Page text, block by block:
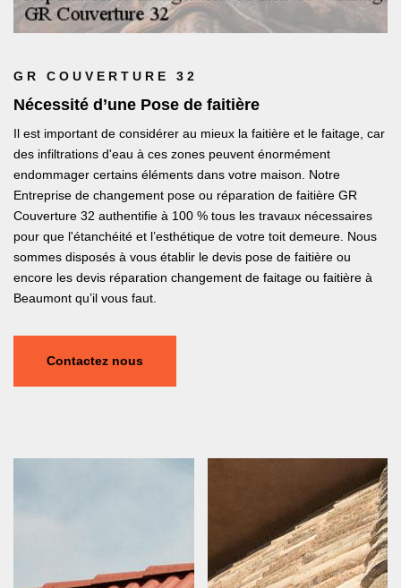
GR COUVERTURE 32
Nécessité d’une Pose de faitière
Il est important de considérer au mieux la faitière et le faitage, car
des infiltrations d'eau à ces zones peuvent énormément
endommager certains éléments dans votre maison. Notre
Entreprise de changement pose ou réparation de faitière GR
Couverture 32 authentifie à 100 % tous les travaux nécessaires
pour que l'étanchéité et l’esthétique de votre toit demeure. Nous
sommes disposés à vous établir le devis pose de faitière ou
encore les devis réparation changement de faitage ou faitière à
Beaumont qu’il vous faut.
Contactez nous